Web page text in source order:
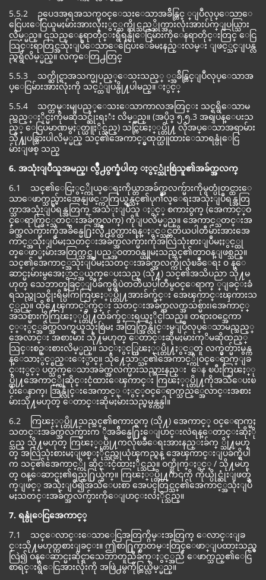
5.5.2 ဥပေဒအရအသက္မဝင္ေသးေသာအခ်ိန္တြင္ ္ျပဳလုပ္ေသာေ
ငြေပးေငြယူမႈမ်ားအားလုံးႏွင့္သက္ဆိုင္သည့္သိုက္အားလုံးအားပ်က္ျပယ္သြား
လိမ့္မည္။ ၎သည္ေနရာတိုင္းရွိရန္ပုံေငြမ်ားကိုေနရာတိုင္းတြင္ ေငြ
သြင္းရာတြင္အသုံးျပဳေသာေငြေပးေခ်မႈနည္းလမ္း ျဖင့္သင္ျပန္လ
ည္ရရွိလိမ့္မည္။ လက္ေတြ႕တြင္
5.5.3 သက္ဆိုင္ရာအသက္မျပည့္ေသးသည့္ ့္အခ်ိန္တြင္ျပဳလုပ္ေသာအ
ပ္ေငြမ်ားအားလုံးကို သင့္ထံျပန္ပို႔ပါမည္။ ႏွင့္
5.5.4 သက္တမ္းမျပည့္ေသးေသာကာလအတြင္း သင္ရရွိေသာမ
ည္သည့္ႏိုင္မႈကိုမဆိုသင္ဆုံးရႈံး လိမ့္မည္။ (အပိုဒ္ ၅.၅.3 အရျပန္ေပးသ
ည့္ ေငြပမာဏမွႏုတ္ယူႏိုင္သည္) သင္ကြၽႏ္ုပ္တို႔ လိုအပ္ေသာအရာမ်ား
သို႔ျပန္သြားပါလိမ့္မည္ သင္၏အေကာင့္မွထုတ္ယူထားေသာရန္ပုံေငြ
မ်ားျဖစ္ သည္
6. အသုံးျပဳသူအမည္၊ လွ်ိဳ႕ဝွက္နံပါတ္ ႏွင့္သုံးစြဲသူ၏အခ်က္အလက္
6.1 သင္၏ေငြႏွင့္ကိုယ္ေရးကိုယ္တာအခ်က္အလက္မ်ားကိုမွတ္ပုံတင္ထားေ
သာေဖာက္သည္မ်ားအေနျဖင့္ကာကြယ္ရန္သင္၏ပုဂၢိဳလ္ေရးအသုံးျပဳရန္အတြ
က္သာအသုံးျပဳရန္အတြက္ အသံုးျပဳသူ ႏွင့္ စကားဝွက္ (အေကာင့္ဝ
င္ေရာက္ခြင့္သတင္းအခ်က္အလက္) ကိုျပလိမ့္မည္။ အေကာင့္သတင္းအ
ခ်က္အလက္မ်ားကိုအခ်ိန္မေ႐ြးလွ်ိဳ႕ဝွက္ထားရန္ႏွင့္သင္တတိယပါတီမ်ားအားအေ
ကာင့္အသုံးျပဳမႈသတင္းအခ်က္အလက္မ်ားကိုအလြဲသုံးစားျပဳမႈႏွင့္ထု
တ္ေဖာ္မႈမ်ားအတြက္သင္အျပည့္အဝတာ၀န္ယူမႈသည္သင္၏တာ၀န္ျဖစ္သည္။
သင္၏အေကာင့္အသုံးျပဳမႈသတင္းအခ်က္အလက္ကိုလုံၿခဳံေရး ၀ န္ေ
ဆာင္မႈမ်ားမွအေႏွာင့္အယွက္ေပးသည္ (သို႔) သင္၏အသိပညာ သို႔မ
ဟုတ္ သေဘာတူခြင့္ျပဳခ်က္မရွိပဲတတိယပါတီမွဝင္ေရာက္ ္ျခင္းခံ
ရသည္ဟုသင္စိုးရိမ္ပါကကြၽႏ္ုပ္တို႔အားခ်က္ခ်င္း အေၾကာင္းၾကားသ
င့္သည္။ ထို႔ေၾကာင့္ခ်က္ခ်င္း သတင္းအခ်က္အလက္အသစ္မ်ား၊အေကာင့္
အသစ္မ်ားကိုကြၽႏ္ုပ္တို႔ထံခ်က္ခ်င္းရယူႏိုင္ပါသည္။ တရားဝင္အေကာ
င့္ႏွင့္အခ်က္အလက္ရယူသုံးစြဲမႈ အတြက္အြန္လိုင္းမွျပဳလုပ္ေသာမည္သည့္
အေလာင္း အစားမ်ား သို႔မဟုတ္ ေတာင္းဆိုမႈမ်ားကုိမဆိုထည့္
သြင္းစဥ္းစားလိမ့္မည္။ သင္ႏွင့္ကြၽႏ္ုပ္တို႔ႏွင့္အတူ လက္မွတ္မ်ားမွန္က
န္ေသာႏွင့္စည္းေႏွာင္။ သို႔ေသာ္သင္၏အေကာင့္ကိုဝင္ေရာက္ျခ
င္းႏွင့္ ပတ္သက္ေသာအခ်က္အလက္မ်ားသည္အားနည္း ေန ၿပီးကြၽႏ္ု
ပ္တို႔အေကာင့္ကိုဆိုင္းငံ့ထားေၾကာင္း ကြၽႏ္ုပ္တို႔ကိုအသိေပးၿ
ပီးေနာက္၊ အြန္လိုင္းအေကာင့္ ႏွင့္ဝင္ေရာက္သည့္အေလာင္းအစား
မ်ားသို႔မဟုတ္ ေတာင္းဆိုမႈမ်ားသည္မမွန္ကန္ပါ။
6.2 ကြၽႏ္ုပ္တို႔သည္သင္၏စကားဝွက္ (သို႔) အေကာင့္ ဝင္ေရာက္မႈ
သတင္းအခ်က္အလက္မ်ားက ိုအခ်ိန္မေ႐ြးေျပာင္းလဲရန္ေတာင္းဆိုႏို
င္သည္ သို႔မဟုတ္ ကြၽႏ္ုပ္တို႔ကလုံၿခဳံေရးအားနည္းခ်က္ ္သို႔မဟု
တ္ အလြဲသုံးစားမႈျဖစ္ႏိုင္သည္ဟုယုံၾကည္ရန္ အေၾကာင္းျပခ်က္ရွိပါ
က သင္၏အေကာင့္ကို ဆိုင္းငံ့ထားႏိုင္သည္။ ဝက္ဘ္ဆိုက္ႏွင့္ / သို႔မဟု
တ္ ဝန္ေဆာင္မႈ၏ရည္႐ြယ္ခ်က္။ ကြၽႏ္ုပ္တို႔က၎ကို ကိုယ္ပိုင္ဆုံးျဖတ္ခ်
က္ျဖင့္ အသုံးျပဳ၍အသိေပးစာ အေပၚတြင္သင္၏အေကာင့္အသုံးျပဳ
မႈသတင္းအခ်က္အလက္မ်ားကိုေျပာင္းလဲႏိုင္သည္။
7. ရန္ပုံေငြအေကာင့္
7.1 သင္ေလာင္းေသာေငြအတြက္ဂိမ္းအတြက္ ေလာင္းျခ
င္းသို႔မဟုတ္ကစားျခင္း။ ဤစာ႐ြက္စာတမ္းတြင္ေဖာ္ျပထားသည္မွ
လြဲ၍ ဝန္ေဆာင္မႈဆိုင္ရာသေဘာတူညီခ်က္ႏွင့္အညီ ေဖာက္သည္၏ေငြ
စာရင္းရွိေငြအားလုံးကို အဖြဲ႕မွကိုင္တြယ္လိမ့္မည္။